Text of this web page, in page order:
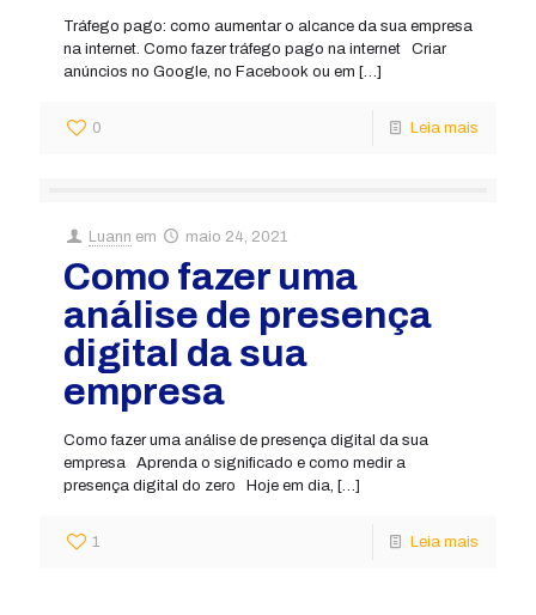
Tráfego pago: como aumentar o alcance da sua empresa
na internet. Como fazer tráfego pago na internet Criar
anúncios no Google, no Facebook ou em […]
0 Leia mais
Luann em maio 24, 2021
Como fazer uma
análise de presença
digital da sua
empresa
Como fazer uma análise de presença digital da sua
empresa Aprenda o significado e como medir a
presença digital do zero Hoje em dia, […]
1 Leia mais